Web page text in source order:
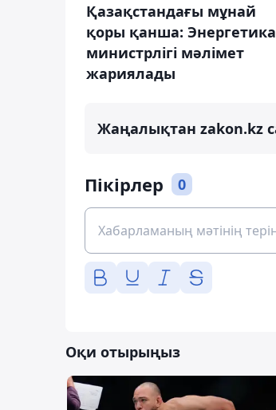
Қазақстандағы мұнай
қоры қанша: Энергетика
министрлігі мәлімет
жариялады
Жаңалықтан zakon.kz
Пікірлер 0
Оқи отырыңыз